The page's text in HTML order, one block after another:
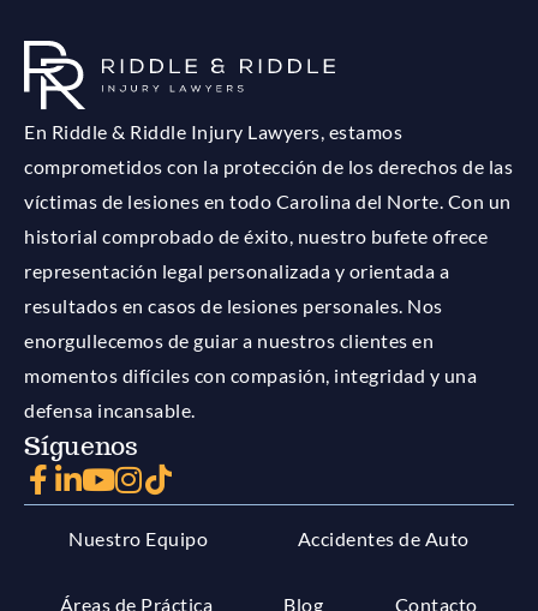
En Riddle & Riddle Injury Lawyers, estamos
comprometidos con la protección de los derechos de las
víctimas de lesiones en todo Carolina del Norte. Con un
historial comprobado de éxito, nuestro bufete ofrece
representación legal personalizada y orientada a
resultados en casos de lesiones personales. Nos
enorgullecemos de guiar a nuestros clientes en
momentos difíciles con compasión, integridad y una
defensa incansable.
Síguenos
Nuestro Equipo Accidentes de Auto
Áreas de Práctica Blog Contacto